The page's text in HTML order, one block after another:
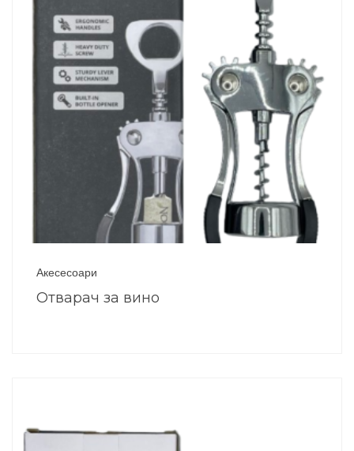
Акесесоари
Отварач за вино